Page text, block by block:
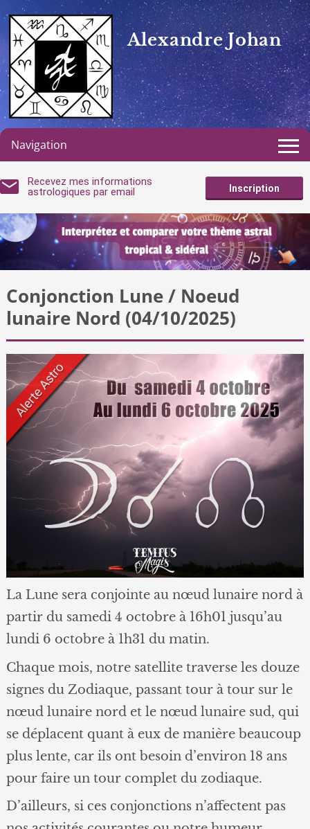
Alexandre Johan
Navigation
Recevez mes informations
astrologiques par email
Inscription
Conjonction Lune / Noeud
lunaire Nord (04/10/2025)
La Lune sera conjointe au nœud lunaire nord à
partir du samedi 4 octobre à 16h01 jusqu’au
lundi 6 octobre à 1h31 du matin.
Chaque mois, notre satellite traverse les douze
signes du Zodiaque, passant tour à tour sur le
nœud lunaire nord et le nœud lunaire sud, qui
se déplacent quant à eux de manière beaucoup
plus lente, car ils ont besoin d’environ 18 ans
pour faire un tour complet du zodiaque.
D’ailleurs, si ces conjonctions n’affectent pas